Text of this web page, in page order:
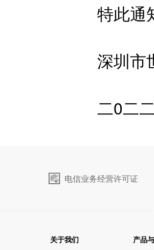
特此通
深圳市
二0二
电信业务经营许可证
关于我们
产品